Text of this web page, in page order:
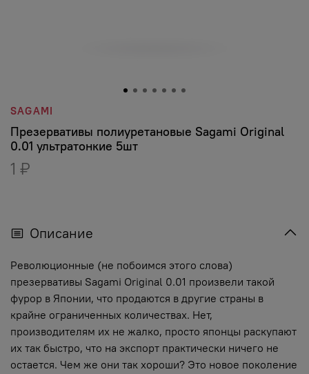
SAGAMI
Презервативы полиуретановые Sagami Original
0.01 ультратонкие 5шт
1 ₽
Описание
Революционные (не побоимся этого слова)
презервативы Sagami Original 0.01 произвели такой
фурор в Японии, что продаются в другие страны в
крайне ограниченных количествах. Нет,
производителям их не жалко, просто японцы раскупают
их так быстро, что на экспорт практически ничего не
остается. Чем же они так хороши? Это новое поколение